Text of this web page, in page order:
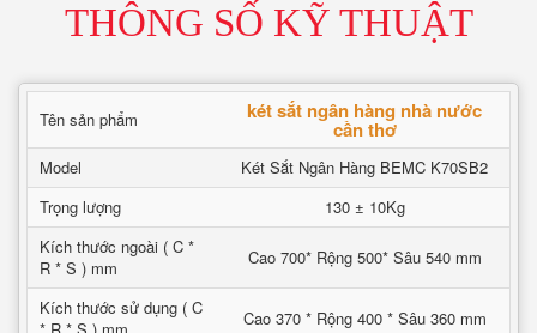
THÔNG SỐ KỸ THUẬT
Tên sản phẩm két sắt ngân hàng nhà nước
cần thơ
Model
Két Sắt Ngân Hàng BEMC K70SB2
Trọng lượng
130 ± 10Kg
Kích thước ngoài ( C *
R * S ) mm
Cao 700* Rộng 500* Sâu 540 mm
Kích thước sử dụng ( C
Cao 370 * Rộng 400 * Sâu 360 mm